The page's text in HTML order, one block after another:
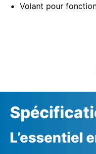
Volant pour
L’essentiel